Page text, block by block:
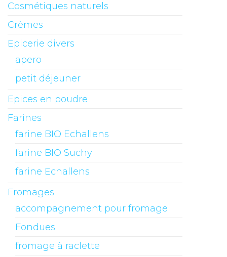
Cosmétiques naturels
Crèmes
Epicerie divers
apero
petit déjeuner
Epices en poudre
Farines
farine BIO Echallens
farine BIO Suchy
farine Echallens
Fromages
accompagnement pour fromage
Fondues
fromage à raclette